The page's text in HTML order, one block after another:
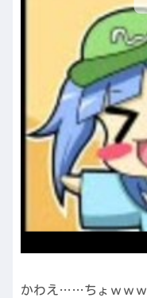
かわえ……ちょｗｗｗ